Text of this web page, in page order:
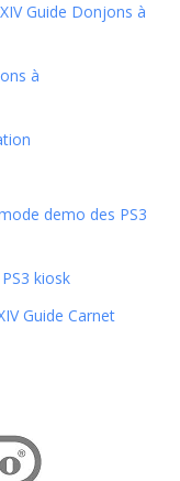
Guide Donjons à
à
demo des PS3
kiosk
Guide Carnet